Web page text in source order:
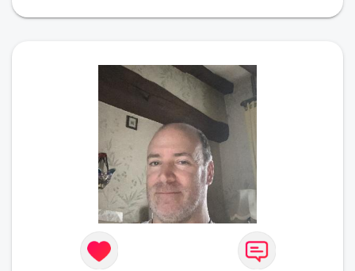
75ans ravissante tendre aimante sportive